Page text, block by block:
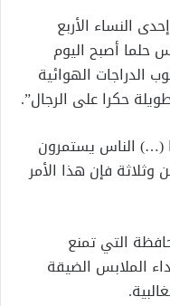
عاما) وهي إحدى النساء الأربع
حلما أصبح اليوم
الدراجات الهوائية
حكرا على الرجال”.
(…) الناس يستمرون
وثلاثة فإن هذا الأمر
التي تمنع
الملابس الضيقة